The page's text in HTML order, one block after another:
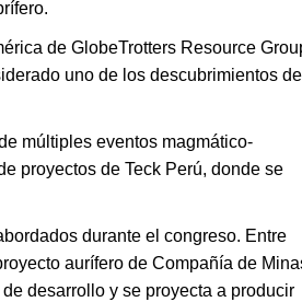
de GlobeTrotters Resource
uno de los descubrimientos de
múltiples eventos magmático-
proyectos de Teck Perú, donde se
durante el congreso. Entre
aurífero de Compañía de
desarrollo y se proyecta a producir